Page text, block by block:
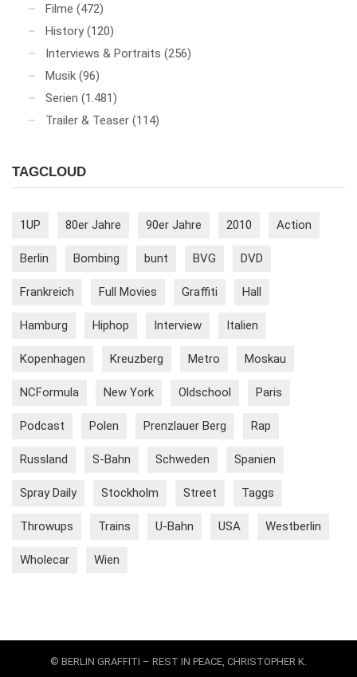
Filme (472)
History (120)
Interviews & Portraits (256)
Musik (96)
Serien (1.481)
Trailer & Teaser (114)
TAGCLOUD
1UP 80er Jahre 90er Jahre 2010 Action
Berlin Bombing bunt BVG DVD
Frankreich Full Movies Graffiti Hall
Hamburg Hiphop Interview Italien
Kopenhagen Kreuzberg Metro Moskau
NCFormula New York Oldschool Paris
Podcast Polen Prenzlauer Berg Rap
Russland S-Bahn Schweden Spanien
Spray Daily Stockholm Street Taggs
Throwups Trains U-Bahn USA Westberlin
Wholecar Wien
© BERLIN GRAFFITI – REST IN PEACE, CHRISTOPHER K.